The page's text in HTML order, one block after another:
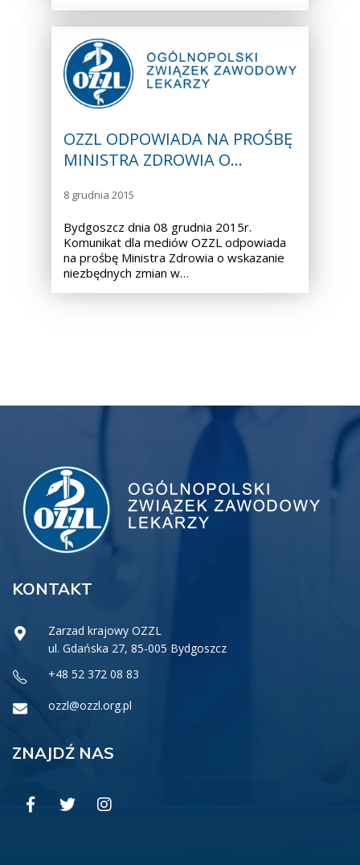
OZZL ODPOWIADA NA PROŚBĘ
MINISTRA ZDROWIA O…
8 grudnia 2015
Bydgoszcz dnia 08 grudnia 2015r.
Komunikat dla mediów OZZL odpowiada
na prośbę Ministra Zdrowia o wskazanie
niezbędnych zmian w…
KONTAKT
Zarzad krajowy OZZL
ul. Gdańska 27, 85-005 Bydgoszcz
+48 52 372 08 83
ozzl@ozzl.org.pl
ZNAJDŹ NAS